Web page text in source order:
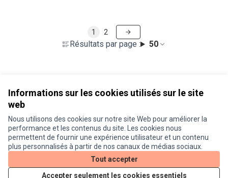
Informations sur les cookies utilisés sur le site
web
Nous utilisons des cookies sur notre site Web pour améliorer la
performance et les contenus du site. Les cookies nous
permettent de fournir une expérience utilisateur et un contenu
plus personnalisés à partir de nos canaux de médias sociaux.
Tout accepter
Accepter seulement les cookies essentiels
Résultats par page : 50
1 2
Conditions d'utilisation
Paramètres des cookies
Je participe ! sur X
(Lien externe)
Je participe ! sur Facebook
Je participe ! sur Instagram